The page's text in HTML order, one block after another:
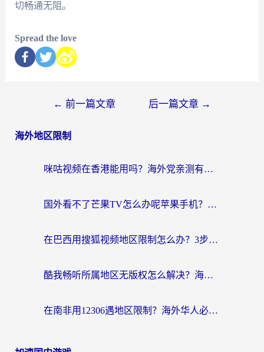
切畅通无阻。
Spread the love
← 前一篇文章 后一篇文章 →
海外地区限制
咪咕视频在香港能用吗？海外党亲测有效的回国加速方案来了
国外看不了芒果TV怎么办呢苹果手机？海外党追剧游戏的全能解决方案
在巴西用搜狐视频地区限制怎么办？3步解决海外看国内剧的烦恼
酷我畅听所属地区无版权怎么解决？海外党必看的回国加速全攻略
在南非用12306遇地区限制？海外华人必看的回国加速全攻略（附B站芒果TV解锁技巧）